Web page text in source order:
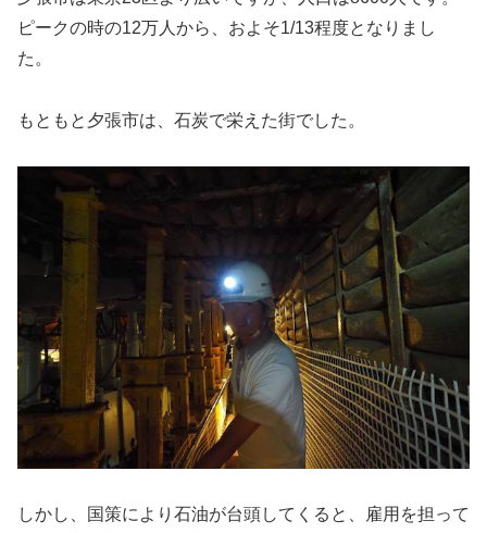
ピークの時の12万人から、およそ1/13程度となりまし
た。
もともと夕張市は、石炭で栄えた街でした。
しかし、国策により石油が台頭してくると、雇用を担って